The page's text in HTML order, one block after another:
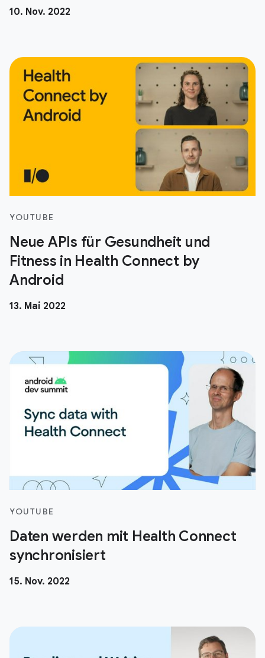
10. Nov. 2022
YOUTUBE
Neue APIs für Gesundheit und
Fitness in Health Connect by
Android
13. Mai 2022
YOUTUBE
Daten werden mit Health Connect
synchronisiert
15. Nov. 2022